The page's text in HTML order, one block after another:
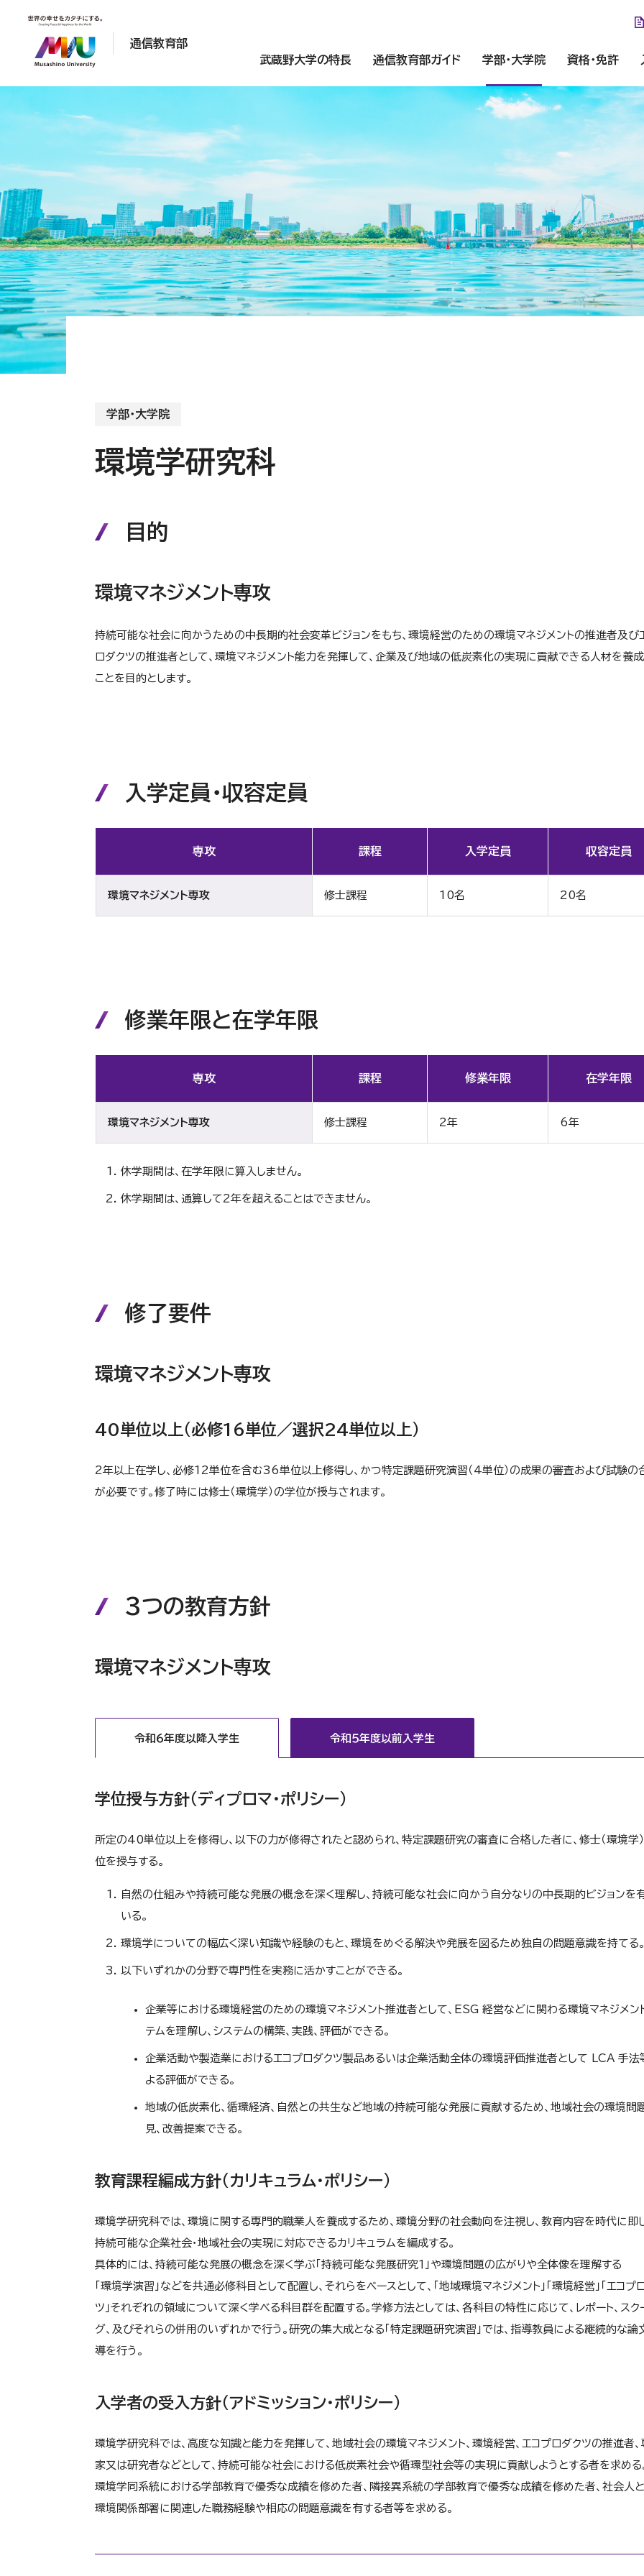
通信教育部
武蔵野大学の特長
通信教育部ガイド 学部・大学院 資格・免許
学部・大学院
環境学研究科
目的
環境マネジメント専攻
持続可能な社会に向かうための中長期的社会変革ビジョンをもち、環境経営のための環境マネジメントの推進者及び
ロダクツの推進者として、環境マネジメント能力を発揮して、企業及び地域の低炭素化の実現に貢献できる人材を養
ことを目的とします。
入学定員・収容定員
専攻 課程 入学定員 収容定員
環境マネジメント専攻 修士課程 10名 20名
修業年限と在学年限
専攻 課程 修業年限 在学年限
環境マネジメント専攻 修士課程 2年 6年
休学期間は、在学年限に算入しません。
休学期間は、通算して2年を超えることはできません。
修了要件
環境マネジメント専攻
40単位以上（必修16単位／選択24単位以上）
2年以上在学し、必修12単位を含む36単位以上修得し、かつ特定課題研究演習（4単位）の成果の審査および試験の
が必要です。修了時には修士（環境学）の学位が授与されます。
3つの教育方針
環境マネジメント専攻
令和６年度以降入学生 令和５年度以前入学生
学位授与方針（ディプロマ・ポリシー）
所定の40単位以上を修得し、以下の力が修得されたと認められ、特定課題研究の審査に合格した者に、修士（環境学
位を授与する。
自然の仕組みや持続可能な発展の概念を深く理解し、持続可能な社会に向かう自分なりの中長期的ビジョンを
いる。
環境学についての幅広く深い知識や経験のもと、環境をめぐる解決や発展を図るため独自の問題意識を持てる
以下いずれかの分野で専門性を実務に活かすことができる。
企業等における環境経営のための環境マネジメント推進者として、ESG 経営などに関わる環境マネジメン
テムを理解し、システムの構築、実践、評価ができる。
企業活動や製造業におけるエコプロダクツ製品あるいは企業活動全体の環境評価推進者として LCA 手法
よる評価ができる。
地域の低炭素化、循環経済、自然との共生など地域の持続可能な発展に貢献するため、地域社会の環境問
見、改善提案できる。
教育課程編成方針（カリキュラム・ポリシー）
環境学研究科では、環境に関する専門的職業人を養成するため、環境分野の社会動向を注視し、教育内容を時代に即
持続可能な企業社会・地域社会の実現に対応できるカリキュラムを編成する。
具体的には、持続可能な発展の概念を深く学ぶ「持続可能な発展研究１」や環境問題の広がりや全体像を理解する
「環境学演習」などを共通必修科目として配置し、それらをベースとして、「地域環境マネジメント」「環境経営」「エコプ
ツ」それぞれの領域について深く学べる科目群を配置する。学修方法としては、各科目の特性に応じて、レポート、スク
グ、及びそれらの併用のいずれかで行う。研究の集大成となる「特定課題研究演習」では、指導教員による継続的な論
導を行う。
入学者の受入方針（アドミッション・ポリシー）
環境学研究科では、高度な知識と能力を発揮して、地域社会の環境マネジメント、環境経営、エコプロダクツの推進者
家又は研究者などとして、持続可能な社会における低炭素社会や循環型社会等の実現に貢献しようとする者を求める
環境学同系統における学部教育で優秀な成績を修めた者、隣接異系統の学部教育で優秀な成績を修めた者、社会人
環境関係部署に関連した職務経験や相応の問題意識を有する者等を求める。